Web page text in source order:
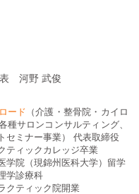
河野 武俊
ード （介護・整骨院・カイロ
種サロンコンサルティング、
セミナー事業） 代表取締役
ティックカレッジ卒業
学院（現錦州医科大学）留学
学診療科
クティック院開業